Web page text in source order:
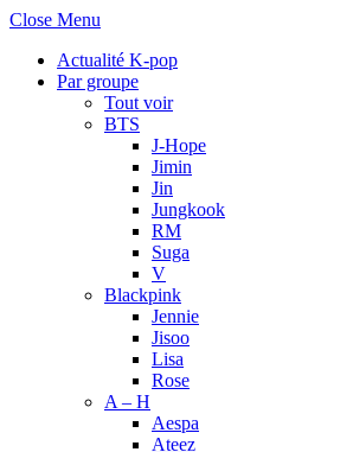
Close Menu
Actualité K-pop
Par groupe
Tout voir
BTS
J-Hope
Jimin
Jin
Jungkook
RM
Suga
V
Blackpink
Jennie
Jisoo
Lisa
Rose
A – H
Aespa
Ateez